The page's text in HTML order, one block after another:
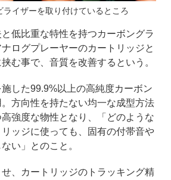
ライザーを取り付けているところ
低比重な特性を持つカーボングラ
ログプレーヤーのカートリッジと
む事で、音質を改善するという。
した99.9%以上の高純度カーボン
方向性を持たない均一な成型方法
強度な物性となり、「どのような
ッジに使っても、固有の付帯音や
い」とのこと。
、カートリッジのトラッキング精